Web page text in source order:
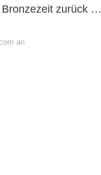
Bronzezeit zurück …
an